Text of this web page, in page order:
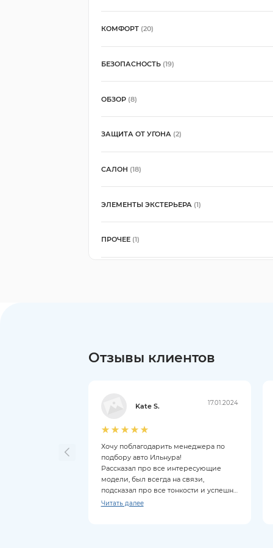
КОМФОРТ (20)
БЕЗОПАСНОСТЬ (19)
ОБЗОР (8)
ЗАЩИТА ОТ УГОНА (2)
САЛОН (18)
ЭЛЕМЕНТЫ ЭКСТЕРЬЕРА (1)
ПРОЧЕЕ (1)
Отзывы клиентов
Kate S. 17.01.2024
Хочу поблагодарить менеджера по
подбору авто Ильнура!
Рассказал про все интересующие
модели, был всегда на связи,
подсказал про все тонкости и успешно
провёл сделку.
Читать далее